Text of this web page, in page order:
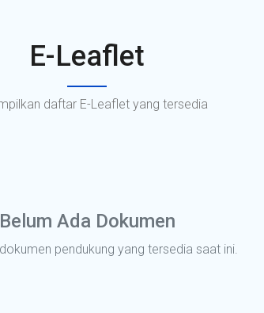
E-Leaflet
daftar E-Leaflet yang tersedia
Belum Ada Dokumen
pendukung yang tersedia saat ini.